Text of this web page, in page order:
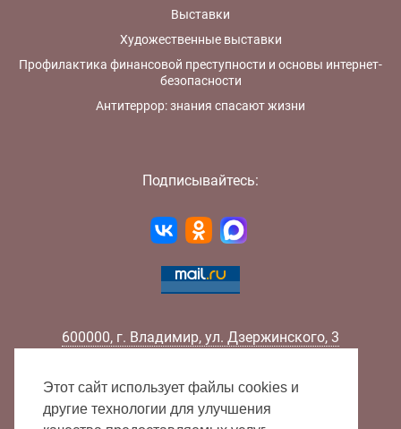
Выставки
Художественные выставки
Профилактика финансовой преступности и основы интернет-
безопасности
Антитеррор: знания спасают жизни
Подписывайтесь:
600000, г. Владимир, ул. Дзержинского, 3
Факс:
+7 (4922) 32-52-88
E-mail:
info@lib33.ru
Этот сайт использует файлы cookies и
другие технологии для улучшения